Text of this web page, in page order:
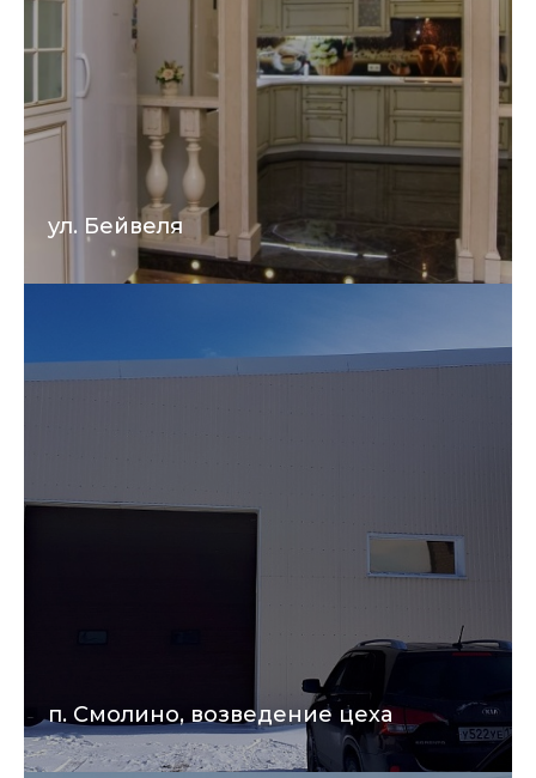
ул. Бейвеля
п. Смолино, возведение цеха